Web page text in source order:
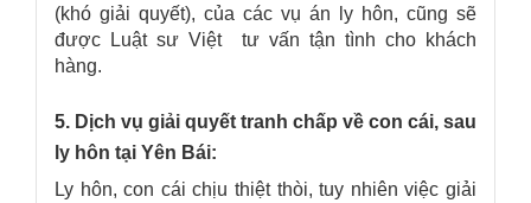
(khó giải quyết), của các vụ án ly hôn, cũng sẽ
được Luật sư Việt tư vấn tận tình cho khách
hàng.
5. Dịch vụ giải quyết tranh chấp về con cái, sau
ly hôn tại Yên Bái:
Ly hôn, con cái chịu thiệt thòi, tuy nhiên việc giải